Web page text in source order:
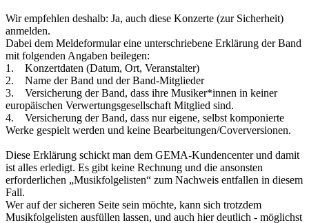
Wir empfehlen deshalb: Ja, auch diese Konzerte (zur Sicherheit)
anmelden.
Dabei dem Meldeformular eine unterschriebene Erklärung der Band
mit folgenden Angaben beilegen:
1. Konzertdaten (Datum, Ort, Veranstalter)
2. Name der Band und der Band-Mitglieder
3. Versicherung der Band, dass ihre Musiker*innen in keiner
europäischen Verwertungsgesellschaft Mitglied sind.
4. Versicherung der Band, dass nur eigene, selbst komponierte
Werke gespielt werden und keine Bearbeitungen/Coverversionen.
Diese Erklärung schickt man dem GEMA-Kundencenter und damit
ist alles erledigt. Es gibt keine Rechnung und die ansonsten
erforderlichen „Musikfolgelisten“ zum Nachweis entfallen in diesem
Fall.
Wer auf der sicheren Seite sein möchte, kann sich trotzdem
Musikfolgelisten ausfüllen lassen, und auch hier deutlich - möglichst